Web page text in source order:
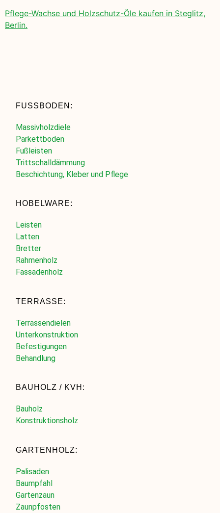
Pflege-Wachse und Holzschutz-Öle kaufen in Steglitz,
Berlin.
FUSSBODEN:
Massivholzdiele
Parkettboden
Fußleisten
Trittschalldämmung
Beschichtung, Kleber und Pflege
HOBELWARE:
Leisten
Latten
Bretter
Rahmenholz
Fassadenholz
TERRASSE:
Terrassendielen
Unterkonstruktion
Befestigungen
Behandlung
BAUHOLZ / KVH:
Bauholz
Konstruktionsholz
GARTENHOLZ:
Palisaden
Baumpfahl
Gartenzaun
Zaunpfosten